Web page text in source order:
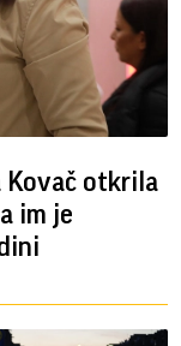
Kovač otkrila
im je